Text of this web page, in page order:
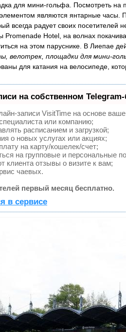
для мини-гольфа. Посмотреть на
являются янтарные часы.
всегда радует своих
Promenade Hotel, на волнах
на этом паруснике. В Лиепае
велотрек, площадки для мини-
для катания на велосипеде,
на собственном Telegram-
записи VisitTime на основе
или компанию;
расписанием и загрузкой;
о новых услугах или акциях;
на карту/кошелек/счет;
на групповые и персональные
клиента отзывы о визите к вам;
чаевых.
первый месяц бесплатно.
в сервисе